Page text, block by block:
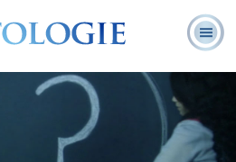
la
?
Ministres
volontaires
Foire aux
questions